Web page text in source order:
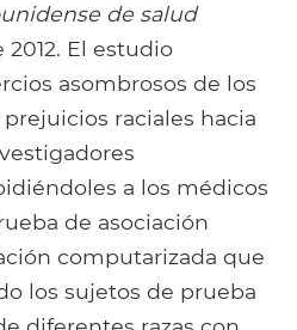
de salud
El estudio
asombrosos de los
raciales hacia
a los médicos
de asociación
computarizada que
los sujetos de prueba